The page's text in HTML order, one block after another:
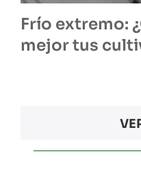
Frío extremo:
mejor tus